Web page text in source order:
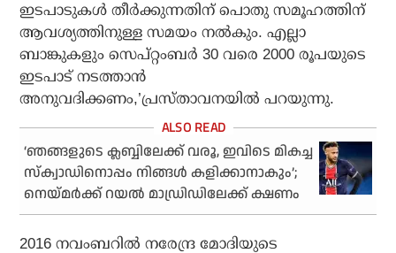
ഇടപാടുകള്‍ തീര്‍ക്കുന്നതിന് പൊതു സമൂഹത്തിന്
ആവശ്യത്തിനുള്ള സമയം നല്‍കും. എല്ലാ
ബാങ്കുകളും സെപ്റ്റംബര്‍ 30 വരെ 2000 രൂപയുടെ
ഇടപാട് നടത്താന്‍
അനുവദിക്കണം,’പ്രസ്താവനയില്‍ പറയുന്നു.
‘ഞങ്ങളുടെ ക്ലബ്ബിലേക്ക് വരൂ, ഇവിടെ മികച്ച
സ്‌ക്വാഡിനൊപ്പം നിങ്ങള്‍ കളിക്കാനാകും’;
നെയ്മര്‍ക്ക് റയല്‍ മാഡ്രിഡിലേക്ക് ക്ഷണം
2016 നവംബറില്‍ നരേന്ദ്ര മോദിയുടെ